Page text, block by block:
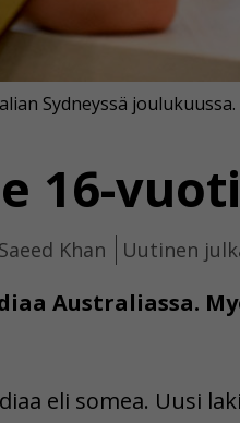
16-
Khan Uutinen
Australiassa.
Sydneyssä joulukuussa.
eli somea. Uusi